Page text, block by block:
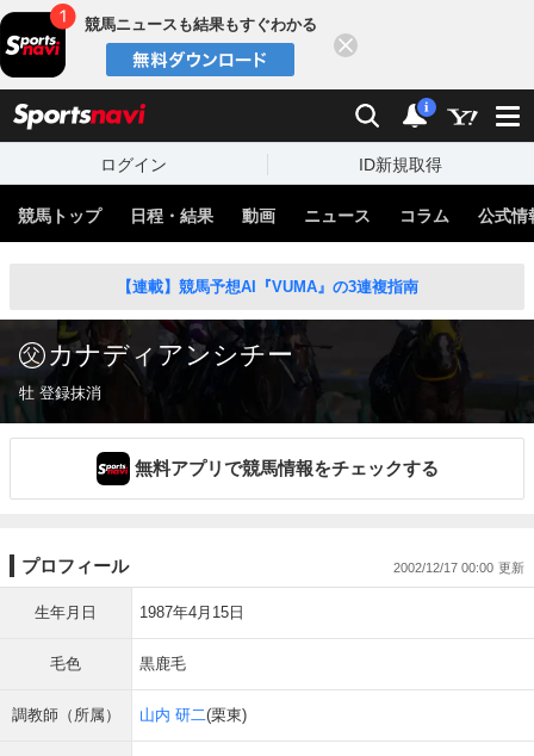
競馬ニュースも結果もすぐわかる
検索 通知
i
ログイン ID新規取得
競馬トップ 日程・結果 動画 ニュース コラム 公式情
【連載】競馬予想AI『VUMA』の3連複指南
カナディアンシチー
牡 登録抹消
無料アプリで競馬情報をチェックする
プロフィール 2002/12/17 00:00
生年月日 1987年4月15日
毛色 黒鹿毛
調教師（所属） 山内 研二(栗東)